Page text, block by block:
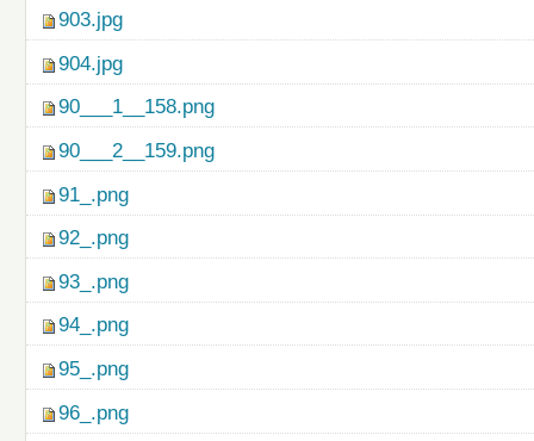
903.jpg
904.jpg
90___1__158.png
90___2__159.png
91_.png
92_.png
93_.png
94_.png
95_.png
96_.png